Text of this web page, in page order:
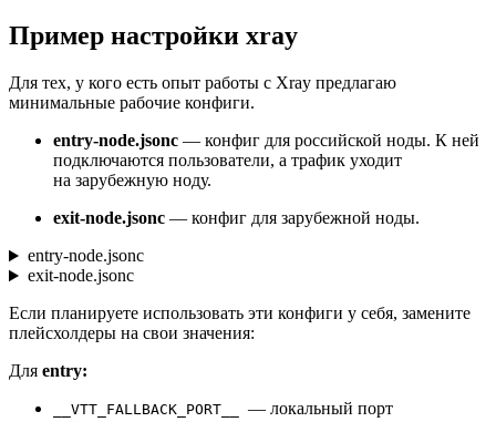
Пример настройки xray
Для тех, у кого есть опыт работы с Xray предлагаю
минимальные рабочие конфиги.
entry‑node.jsonc — конфиг для российской ноды. К ней
подключаются пользователи, а трафик уходит
на зарубежную ноду.
exit‑node.jsonc — конфиг для зарубежной ноды.
entry-node.jsonc
exit-node.jsonc
Если планируете использовать эти конфиги у себя, замените
плейсхолдеры на свои значения:
Для entry:
__VTT_FALLBACK_PORT__ — локальный порт